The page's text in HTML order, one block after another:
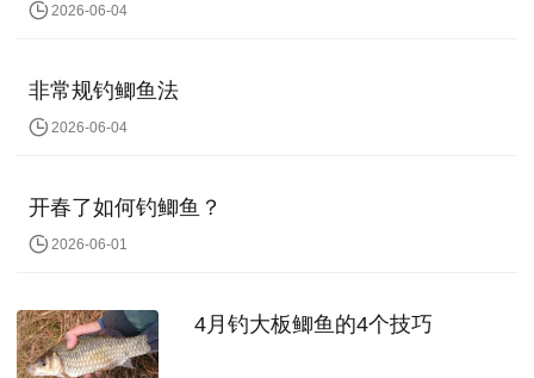
2026-06-04
非常规钓鲫鱼法
2026-06-04
开春了如何钓鲫鱼？
2026-06-01
4月钓大板鲫鱼的4个技巧